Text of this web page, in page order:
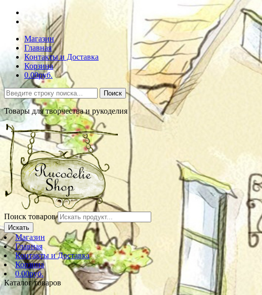
Магазин
Главная
Контакты и Доставка
Корзина
0.00руб.
Поиск
Товары для творчества и рукоделия
Поиск товаров
Искать
Магазин
Главная
Контакты и Доставка
Корзина
0.00руб.
Каталог товаров